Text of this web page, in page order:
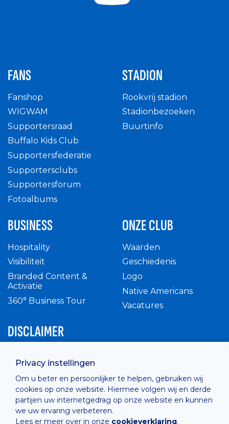
Privacy instellingen
Om u beter en persoonlijker te helpen, gebruiken wij
cookies op onze website. Hiermee volgen wij en derde
partijen uw internetgedrag op onze website en kunnen
we uw ervaring verbeteren.
Lees er meer over in onze cookieverklaring.
FANS
Fanshop
WIGWAM
Supportersraad
Buffalo Kids Club
Supportersfederatie
Supportersclubs
Supportersforum
Fotoalbums
STADION
Rookvrij stadion
Stadionbezoeken
Buurtinfo
BUSINESS
Hospitality
Visibiliteit
Branded Content &
Activatie
360° Business Tour
ONZE CLUB
Waarden
Geschiedenis
Logo
Native Americans
Vacatures
DISCLAIMER
Privacy Policy
Cashless
verkoopsvoorwaarden
Cookie Policy